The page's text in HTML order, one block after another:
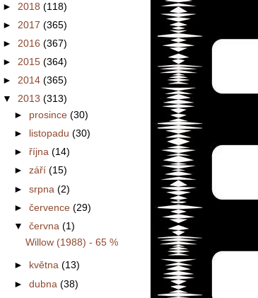
► 2018 (118)
► 2017 (365)
► 2016 (367)
► 2015 (364)
► 2014 (365)
▼ 2013 (313)
► prosince (30)
►
listopadu (30)
► října (14)
► září (15)
► srpna (2)
► července (29)
▼ června (1)
Willow (1988) - 65 %
► května (13)
► dubna (38)